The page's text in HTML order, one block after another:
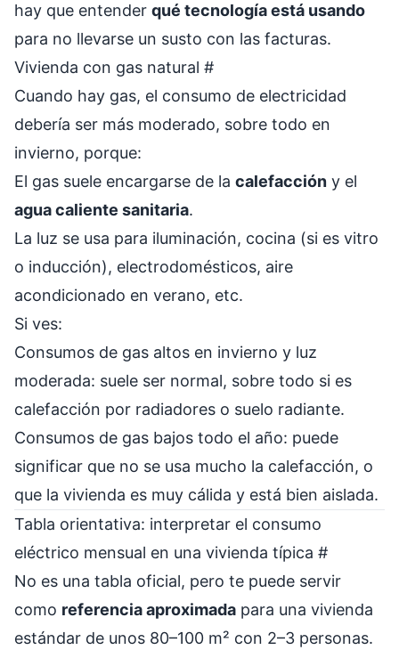
hay que entender qué tecnología está usando
para no llevarse un susto con las facturas.
Vivienda con gas natural #
Cuando hay gas, el consumo de electricidad
debería ser más moderado, sobre todo en
invierno, porque:
El gas suele encargarse de la calefacción y el
agua caliente sanitaria.
La luz se usa para iluminación, cocina (si es vitro
o inducción), electrodomésticos, aire
acondicionado en verano, etc.
Si ves:
Consumos de gas altos en invierno y luz
moderada: suele ser normal, sobre todo si es
calefacción por radiadores o suelo radiante.
Consumos de gas bajos todo el año: puede
significar que no se usa mucho la calefacción, o
que la vivienda es muy cálida y está bien aislada.
Tabla orientativa: interpretar el consumo
eléctrico mensual en una vivienda típica #
No es una tabla oficial, pero te puede servir
como referencia aproximada para una vivienda
estándar de unos 80–100 m² con 2–3 personas.